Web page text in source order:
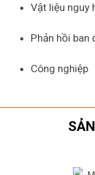
Vật liệu nguy
Phản hồi ban
Công nghiệp